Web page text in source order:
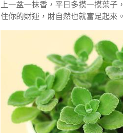
上一盆一抹香，平日多摸一摸葉子
住你的財運，財自然也就富足起來。